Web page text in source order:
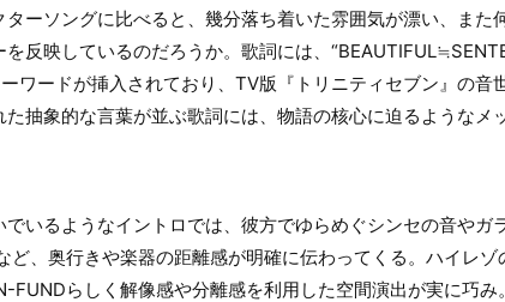
ーソングに比べると、幾分落ち着いた雰囲気が漂い、また
反映しているのだろうか。歌詞には、
ワードが挿入されており、TV版『トリニティセブン』の音
抽象的な言葉が並ぶ歌詞には、物語の核心に迫るようなメ
いるようなイントロでは、彼方でゆらめぐシンセの音やガ
ど、奥行きや楽器の距離感が明確に伝わってくる。ハイレゾ
FUNDらしく解像感や分離感を利用した空間演出が実に巧